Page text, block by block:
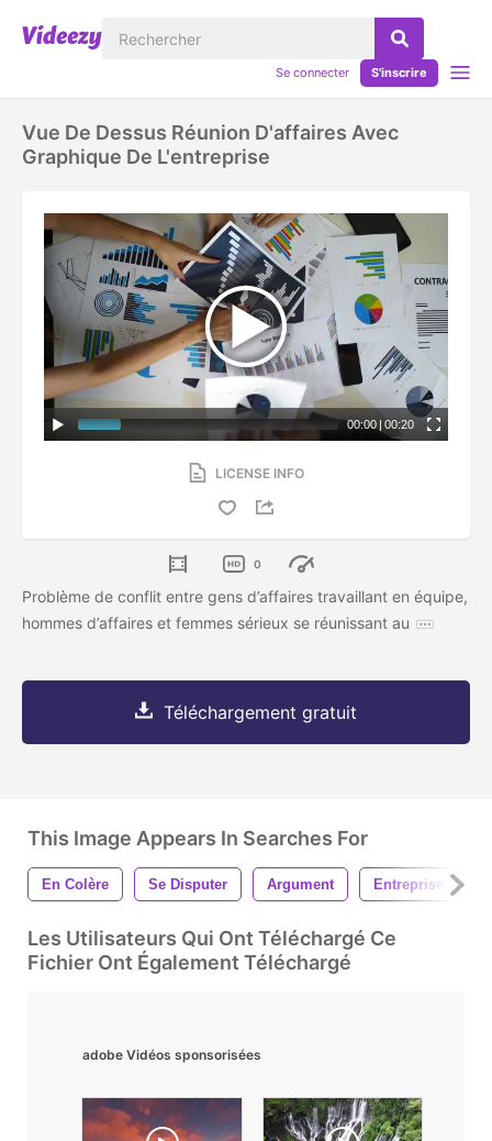
Se connecter S'inscrire
Vue De Dessus Réunion D'affaires Avec
Graphique De L'entreprise
00:00 | 00:20
LICENSE INFO
0
Problème de conflit entre gens d’affaires travaillant en équipe,
hommes d’affaires et femmes sérieux se réunissant au
Téléchargement gratuit
This Image Appears In Searches For
En Colère Se Disputer Argument Entreprise
Les Utilisateurs Qui Ont Téléchargé Ce
Fichier Ont Également Téléchargé
adobe Vidéos sponsorisées